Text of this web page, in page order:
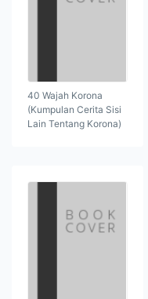
40 Wajah Korona
(Kumpulan Cerita Sisi
Lain Tentang Korona)